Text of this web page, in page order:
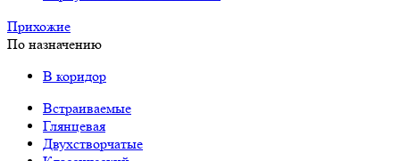
Прихожие
По назначению
В коридор
Встраиваемые
Глянцевая
Двухстворчатые